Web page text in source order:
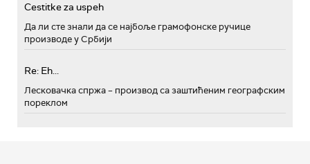
Cestitke za uspeh
Да ли сте знали да се најбоље грамофонске ручице
производе у Србији
Re: Eh...
Лесковачка спржа – производ са заштићеним географским
пореклом